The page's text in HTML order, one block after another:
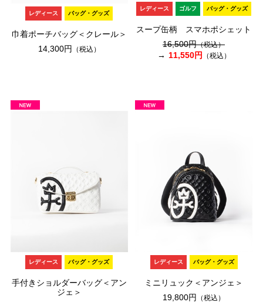
レディース バッグ・グッズ
巾着ポーチバッグ＜クレール＞
14,300円
（税込）
レディース ゴルフ バッグ・グッズ
スープ缶柄 スマホポシェット
16,500円（税込）
11,550円 （税込）
レディース バッグ・グッズ
手付きショルダーバッグ＜アン
ジェ＞
レディース バッグ・グッズ
ミニリュック＜アンジェ＞
19,800円
（税込）